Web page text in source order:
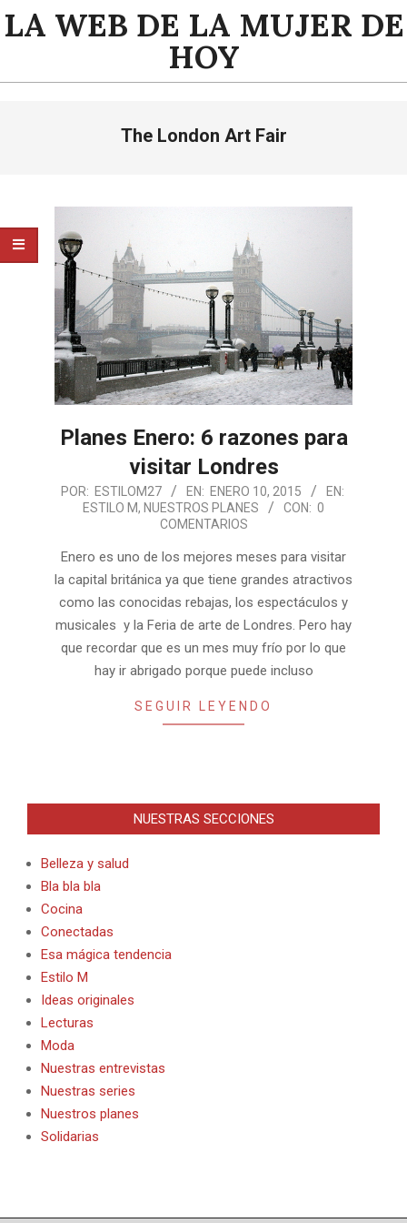
Saltar
alLA WEB DE LA MUJER DE
HOY
The London Art Fair
Planes Enero: 6 razones para
visitar Londres
2015-
POR: ESTILOM27 EN: ENERO 10, 2015
EN:
ESTILO M, NUESTROS PLANES CON: 0
COMENTARIOS
Enero es uno de los mejores meses para visitar
la capital británica ya que tiene grandes atractivos
como las conocidas rebajas, los espectáculos y
musicales y la Feria de arte de Londres. Pero hay
que recordar que es un mes muy frío por lo que
hay ir abrigado porque puede incluso
SEGUIR LEYENDO
NUESTRAS SECCIONES
Belleza y salud
Bla bla bla
Cocina
Conectadas
Esa mágica tendencia
Estilo M
Ideas originales
Lecturas
Moda
Nuestras entrevistas
Nuestras series
Nuestros planes
Solidarias